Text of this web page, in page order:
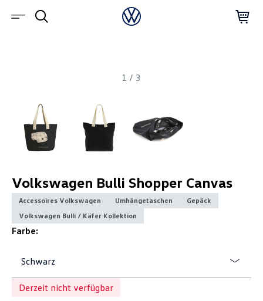
1 / 3
Volkswagen Bulli Shopper Canvas
Accessoires Volkswagen Umhängetaschen
Gepäck
Volkswagen Bulli / Käfer Kollektion
Farbe:
Schwarz
Derzeit nicht verfügbar